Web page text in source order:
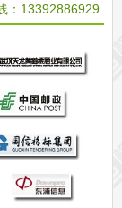
： 13392886929